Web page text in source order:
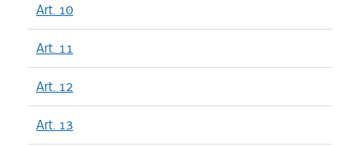
Art. 10
Art. 11
Art. 12
Art. 13